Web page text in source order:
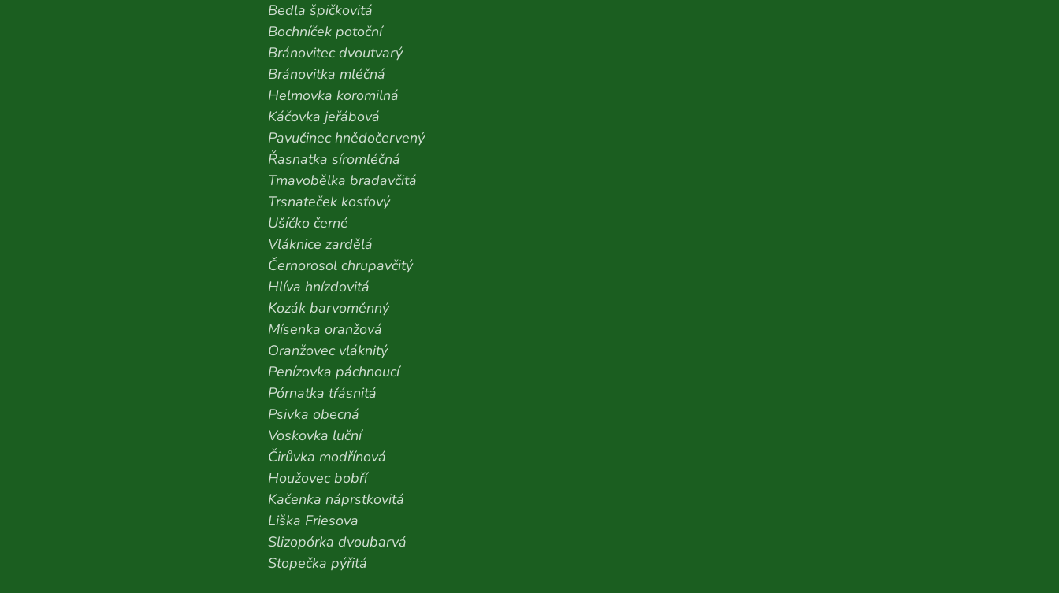
Bedla špičkovitá
Bochníček potoční
Bránovitec dvoutvarý
Bránovitka mléčná
Helmovka koromilná
Káčovka jeřábová
Pavučinec hnědočervený
Řasnatka síromléčná
Tmavobělka bradavčitá
Trsnateček kosťový
Ušíčko černé
Vláknice zardělá
Černorosol chrupavčitý
Hlíva hnízdovitá
Kozák barvoměnný
Mísenka oranžová
Oranžovec vláknitý
Penízovka páchnoucí
Pórnatka třásnitá
Psivka obecná
Voskovka luční
Čirůvka modřínová
Houžovec bobří
Kačenka náprstkovitá
Liška Friesova
Slizopórka dvoubarvá
Stopečka pýřitá